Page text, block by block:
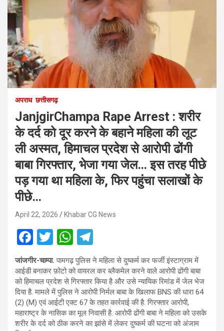
अपराध छत्तीसगढ़
JanjgirChampa Rape Arrest : शरीर
के दर्द को दूर करने के बहाने महिला की लूट
ली अस्मत, हिमाचल प्रदेश से आरोपी ढोंगी
बाबा गिरफ्तार, भेजा गया जेल… इस तरह पीछे
पड़ गया था महिला के, फिर पहुंचा सलाखों के
पीछे…
April 22, 2026 Khabar CG News
F
a
ce
b
o
o
T
wi
tt
er
W
h
at
s
A
p
el
e
gr
a
m
जांजगीर-चाम्पा. पामगढ़ पुलिस ने महिला से दुष्कर्म कर फर्जी इंस्टाग्राम में
आईडी बनाकर फ़ोटो को वायरल कर ब्लैकमेल करने वाले आरोपी ढोंगी बाबा
को हिमाचल प्रदेश से गिरफ्तार किया है और उसे न्यायिक रिमांड में जेल भेज
दिया है. मामले में पुलिस ने आरोपी निर्मल बाबा के खिलाफ BNS की धारा 64
(2) (M) एवं आईटी एक्ट 67 के तहत कार्रवाई की है. गिरफ्तार आरोपी,
महाराष्ट्र के नासिक का मूल निवासी है. आरोपी ढोंगी बाबा ने महिला को उसके
शरीर के दर्द को ठीक करने का झांसे में लेकर दुष्कर्म की घटना को अंजाम